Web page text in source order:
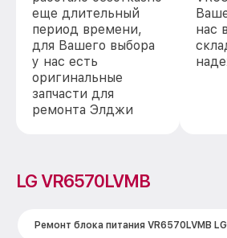
еще длительный
период времени,
для Вашего выбора
у нас есть
оригинальные
запчасти для
ремонта Элджи
нас
LG VR6570LVMB
Ремонт блока питания VR6570LVMB LG